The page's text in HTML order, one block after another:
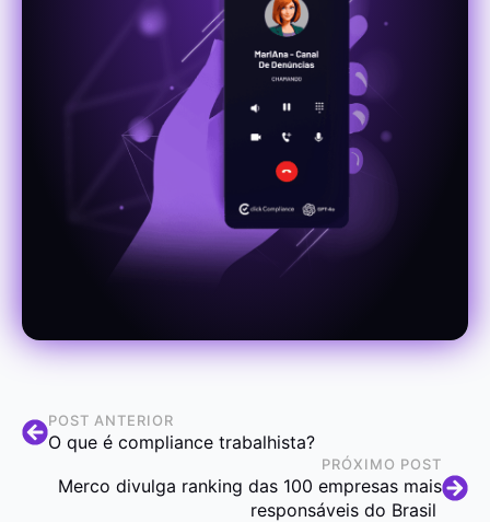
POST ANTERIOR
O que é compliance trabalhista?
PRÓXIMO POST
Merco divulga ranking das 100 empresas mais
responsáveis do Brasil